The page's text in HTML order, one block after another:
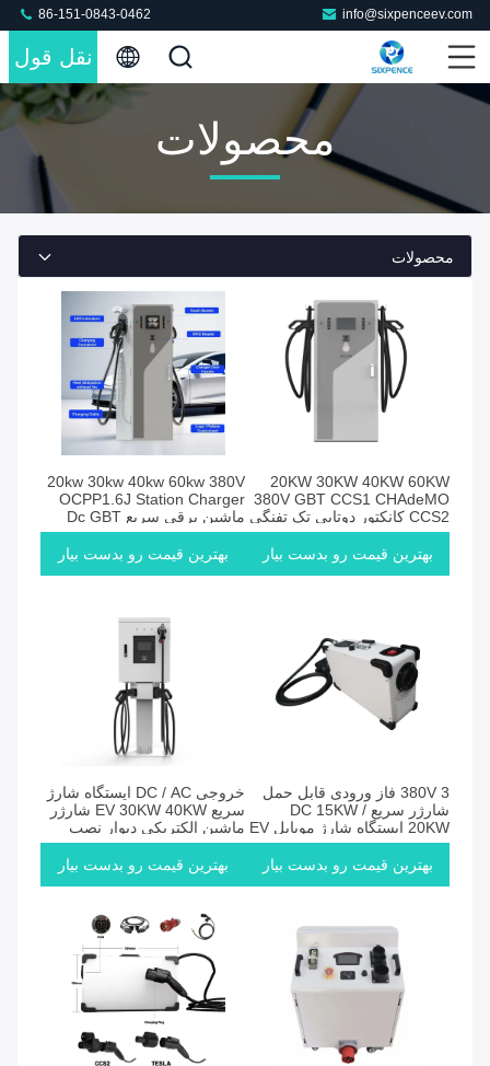
info@sixpenceev.com
86-151-0843-0462
نقل قول
محصولات
محصولات
20KW 30KW 40KW 60KW
380V GBT CCS1 CHAdeMO
CCS2 کانکتور دوتایی تک تفنگی
سریع DC EV ایستگاه شارژ با
OCPP
بهترین قیمت رو بدست بیار
20kw 30kw 40kw 60kw 380V
OCPP1.6J Station Charger
ماشین برقی سریع Dc GBT
CCS1 CHAdeMO CCS2 Ev
ایستگاه شارژ
بهترین قیمت رو بدست بیار
380V 3 فاز ورودی قابل حمل
شارژر سریع DC 15KW /
20KW ایستگاه شارژ موبایل EV
بهترین قیمت رو بدست بیار
خروجی DC / AC ایستگاه شارژ
سریع EV 30KW 40KW شارژر
ماشین الکتریکی دیوار نصب
بهترین قیمت رو بدست بیار